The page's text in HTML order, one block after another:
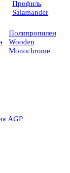
Профиль
Salamander
Полипропилен
Wooden
Monochrome
AGP